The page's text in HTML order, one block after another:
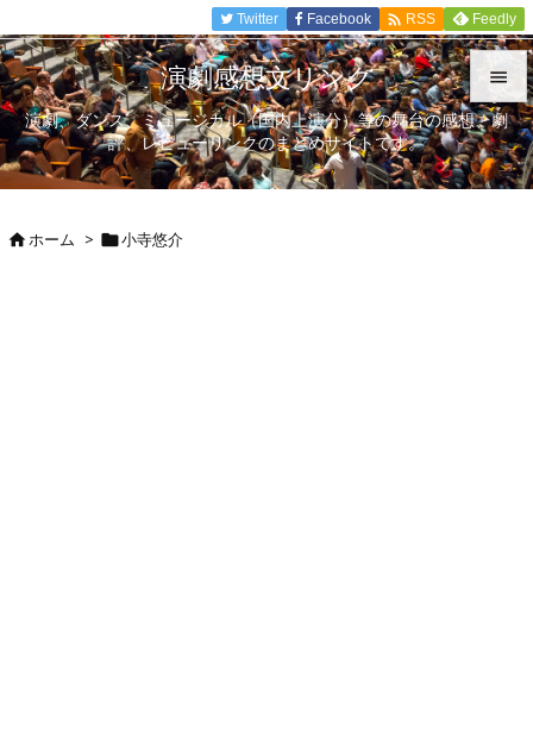


メニュ

Twitter Facebook  RSS Feedly
演劇感想文リンク
演劇、ダンス、ミュージカル（国内上演分）等の舞台の感想、劇
評、レビューリンクのまとめサイトです。
ホーム > 小寺悠介